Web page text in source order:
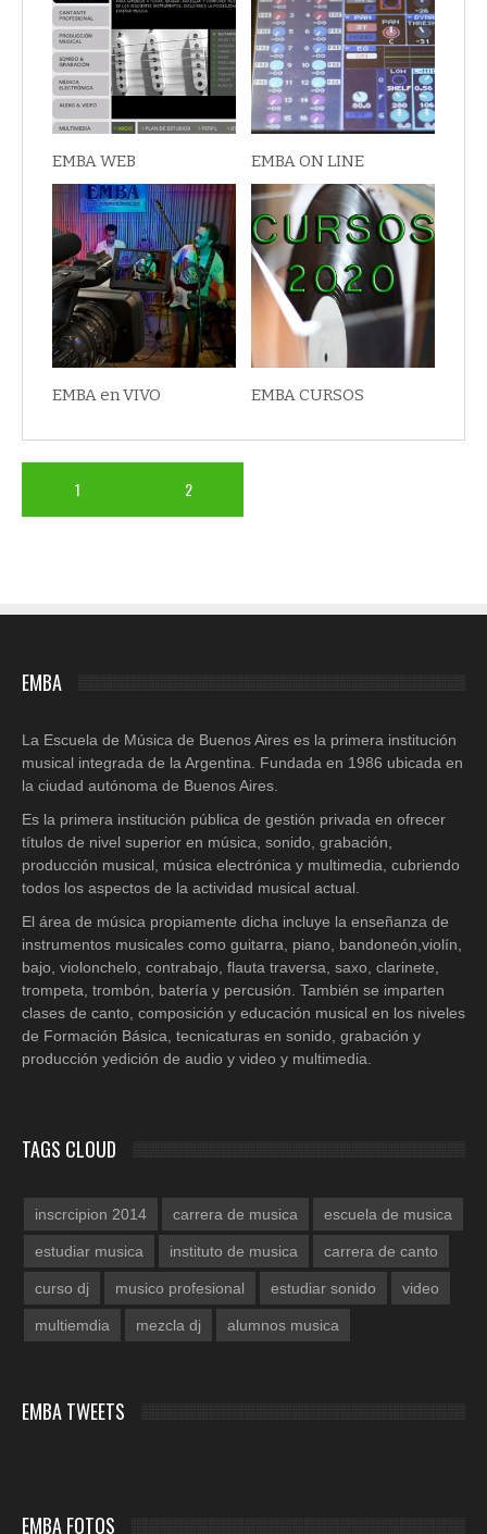
EMBA WEB EMBA ON LINE
EMBA en VIVO EMBA CURSOS
1 2
EMBA
La Escuela de Música de Buenos Aires es la primera institución
musical integrada de la Argentina. Fundada en 1986 ubicada en
la ciudad autónoma de Buenos Aires.
Es la primera institución pública de gestión privada en ofrecer
títulos de nivel superior en música, sonido, grabación,
producción musical, música electrónica y multimedia, cubriendo
todos los aspectos de la actividad musical actual.
El área de música propiamente dicha incluye la enseñanza de
instrumentos musicales como guitarra, piano, bandoneón,violín,
bajo, violonchelo, contrabajo, flauta traversa, saxo, clarinete,
trompeta, trombón, batería y percusión. También se imparten
clases de canto, composición y educación musical en los niveles
de Formación Básica, tecnicaturas en sonido, grabación y
producción yedición de audio y video y multimedia.
TAGS CLOUD
inscrcipion 2014 carrera de musica escuela de musica
estudiar musica instituto de musica carrera de canto
curso dj musico profesional estudiar sonido video
multiemdia mezcla dj alumnos musica
EMBA TWEETS
EMBA FOTOS